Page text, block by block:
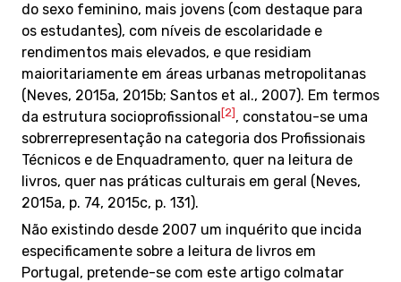
do sexo feminino, mais jovens (com destaque para
os estudantes), com níveis de escolaridade e
rendimentos mais elevados, e que residiam
maioritariamente em áreas urbanas metropolitanas
(Neves, 2015a, 2015b; Santos et al., 2007). Em termos
da estrutura socioprofissional [2] , constatou-se uma
sobrerrepresentação na categoria dos Profissionais
Técnicos e de Enquadramento, quer na leitura de
livros, quer nas práticas culturais em geral (Neves,
2015a, p. 74, 2015c, p. 131).
Não existindo desde 2007 um inquérito que incida
especificamente sobre a leitura de livros em
Portugal, pretende-se com este artigo colmatar